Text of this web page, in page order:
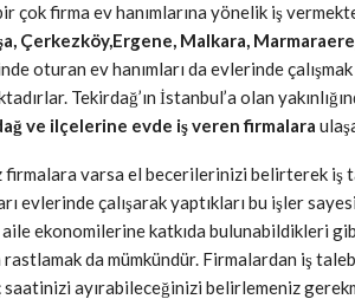
çok firma ev hanımlarına yönelik iş
Çerkezköy,Ergene, Malkara,
oturan ev hanımları da evlerinde
Tekirdağ’ın İstanbul’a olan
ve ilçelerine evde iş veren firmalara
varsa el becerilerinizi belirterek iş
evlerinde çalışarak yaptıkları bu işler
ekonomilerine katkıda bulunabildikleri
da mümkündür. Firmalardan iş
saatinizi ayırabileceğinizi belirlemeniz